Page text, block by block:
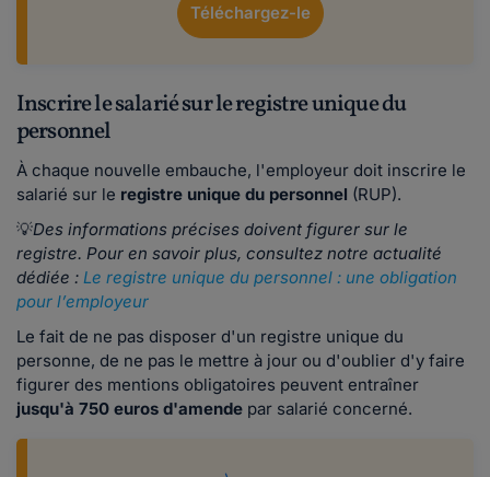
Téléchargez-le
Inscrire le salarié sur le registre unique du
personnel
À chaque nouvelle embauche, l'employeur doit inscrire le
salarié sur le registre unique du personnel (RUP).
💡Des informations précises doivent figurer sur le
registre. Pour en savoir plus, consultez notre actualité
dédiée : Le registre unique du personnel : une obligation
pour l’employeur
Le fait de ne pas disposer d'un registre unique du
personne, de ne pas le mettre à jour ou d'oublier d'y faire
figurer des mentions obligatoires peuvent entraîner
jusqu'à 750 euros d'amende par salarié concerné.